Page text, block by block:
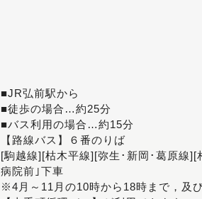
■JR弘前駅から
■徒歩の場合…約25分
■バス利用の場合…約15分
【路線バス】６番のりば
[駒越線][枯木平線][弥生･新岡･葛原線
病院前｣下車
※4月～11月の10時から18時まで，及